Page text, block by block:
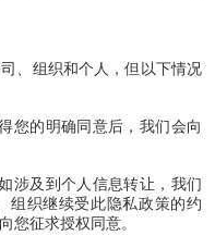
、组织和个人，但以下情况
您的明确同意后，我们会向
涉及到个人信息转让，我们
组织继续受此隐私政策的约
您征求授权同意。